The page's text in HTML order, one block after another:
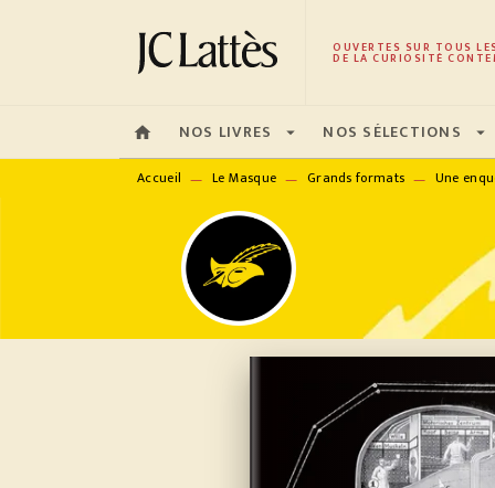
MENU RECHERCHE CONTENU
OUVERTES SUR TOUS
DE LA CURIOSITÉ
home NOS LIVRES arrow_drop_down NOS SÉLECTIONS arrow_drop_down
Accueil — Le Masque — Grands formats — Une